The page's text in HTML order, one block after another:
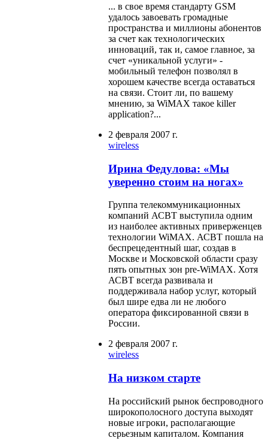
... в свое время стандарту GSM
удалось завоевать громадные
пространства и миллионы абонентов
за счет как технологических
инноваций, так и, самое главное, за
счет «уникальной услуги» -
мобильный телефон позволял в
хорошем качестве всегда оставаться
на связи. Стоит ли, по вашему
мнению, за WiMAX такое killer
application?...
2 февраля 2007 г.
wireless
Ирина Федулова: «Мы
уверенно стоим на ногах»
Группа телекоммуникационных
компаний АСВТ выступила одним
из наиболее активных приверженцев
технологии WiMAX. АСВТ пошла на
беспрецедентный шаг, создав в
Москве и Московской области сразу
пять опытных зон pre-WiMAX. Хотя
АСВТ всегда развивала и
поддерживала набор услуг, который
был шире едва ли не любого
оператора фиксированной связи в
России.
2 февраля 2007 г.
wireless
На низком старте
На российский рынок беспроводного
широкополосного доступа выходят
новые игроки, располагающие
серьезным капиталом. Компания